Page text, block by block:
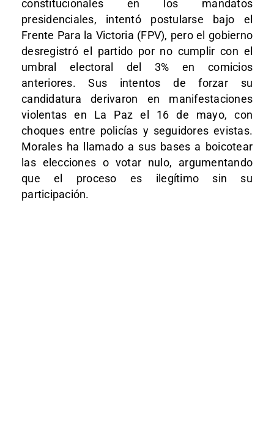
constitucionales en los mandatos
presidenciales, intentó postularse bajo el
Frente Para la Victoria (FPV), pero el gobierno
desregistró el partido por no cumplir con el
umbral electoral del 3% en comicios
anteriores. Sus intentos de forzar su
candidatura derivaron en manifestaciones
violentas en La Paz el 16 de mayo, con
choques entre policías y seguidores evistas.
Morales ha llamado a sus bases a boicotear
las elecciones o votar nulo, argumentando
que el proceso es ilegítimo sin su
participación.